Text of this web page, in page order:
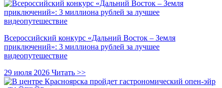
Всероссийский конкурс «Дальний Восток – Земля
приключений»: 3 миллиона рублей за лучшее
видеопутешествие
29 июля 2026 Читать >>